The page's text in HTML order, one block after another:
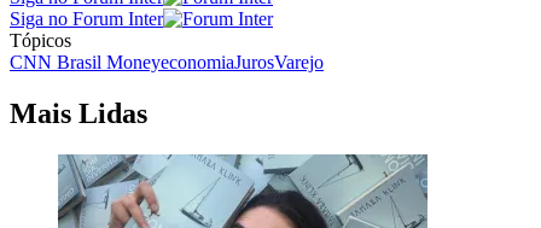
Siga no Forum Inter
Tópicos
CNN Brasil MoneyeconomiaJurosVarejo
Mais Lidas